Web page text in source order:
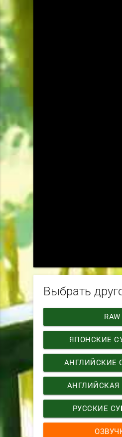
Выбрать
RAW
ЯПОНСКИЕ
АНГЛИЙСКИЕ
АНГЛИЙСКАЯ
РУССКИЕ